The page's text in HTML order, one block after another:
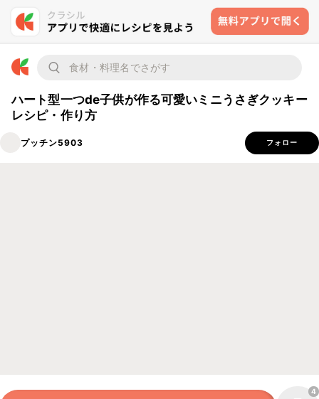
ハート型一つde子供が作る可愛いミニうさぎクッキー
レシピ・作り方
プッチン5903 フォロー
4